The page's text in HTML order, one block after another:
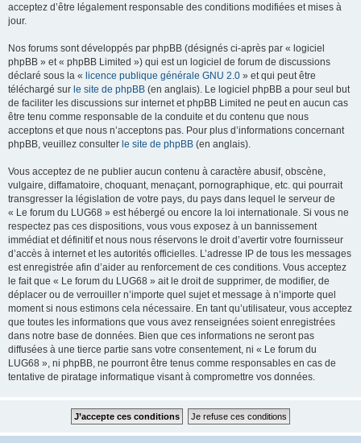
acceptez d’être légalement responsable des conditions modifiées et mises à
jour.
Nos forums sont développés par phpBB (désignés ci-après par « logiciel
phpBB » et « phpBB Limited ») qui est un logiciel de forum de discussions
déclaré sous la « licence publique générale GNU 2.0 » et qui peut être
téléchargé sur le site de phpBB (en anglais). Le logiciel phpBB a pour seul but
de faciliter les discussions sur internet et phpBB Limited ne peut en aucun cas
être tenu comme responsable de la conduite et du contenu que nous
acceptons et que nous n’acceptons pas. Pour plus d’informations concernant
phpBB, veuillez consulter le site de phpBB (en anglais).
Vous acceptez de ne publier aucun contenu à caractère abusif, obscène,
vulgaire, diffamatoire, choquant, menaçant, pornographique, etc. qui pourrait
transgresser la législation de votre pays, du pays dans lequel le serveur de
« Le forum du LUG68 » est hébergé ou encore la loi internationale. Si vous ne
respectez pas ces dispositions, vous vous exposez à un bannissement
immédiat et définitif et nous nous réservons le droit d’avertir votre fournisseur
d’accès à internet et les autorités officielles. L’adresse IP de tous les messages
est enregistrée afin d’aider au renforcement de ces conditions. Vous acceptez
le fait que « Le forum du LUG68 » ait le droit de supprimer, de modifier, de
déplacer ou de verrouiller n’importe quel sujet et message à n’importe quel
moment si nous estimons cela nécessaire. En tant qu’utilisateur, vous acceptez
que toutes les informations que vous avez renseignées soient enregistrées
dans notre base de données. Bien que ces informations ne seront pas
diffusées à une tierce partie sans votre consentement, ni « Le forum du
LUG68 », ni phpBB, ne pourront être tenus comme responsables en cas de
tentative de piratage informatique visant à compromettre vos données.